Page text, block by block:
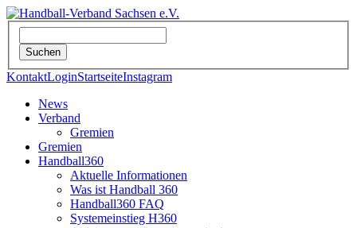
KontaktLoginStartseiteInstagram
News
Verband
Gremien
Gremien
Handball360
Aktuelle Informationen
Was ist Handball 360
Handball360 FAQ
Systemeinstieg H360